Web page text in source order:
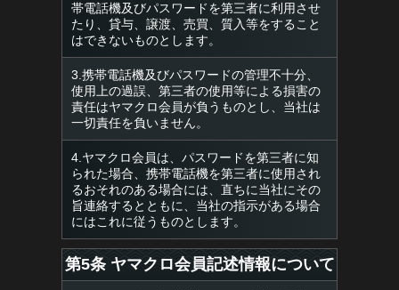
帯電話機及びパスワードを第三者に利用させ
たり、貸与、譲渡、売買、質入等をすること
はできないものとします。
3.携帯電話機及びパスワードの管理不十分、
使用上の過誤、第三者の使用等による損害の
責任はヤマクロ会員が負うものとし、当社は
一切責任を負いません。
4.ヤマクロ会員は、パスワードを第三者に知
られた場合、携帯電話機を第三者に使用され
るおそれのある場合には、直ちに当社にその
旨連絡するとともに、当社の指示がある場合
にはこれに従うものとします。
第5条 ヤマクロ会員記述情報について